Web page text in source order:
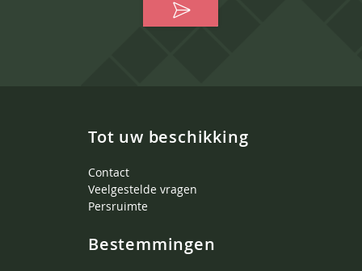
Tot uw beschikking
Contact
Veelgestelde vragen
Persruimte
Bestemmingen